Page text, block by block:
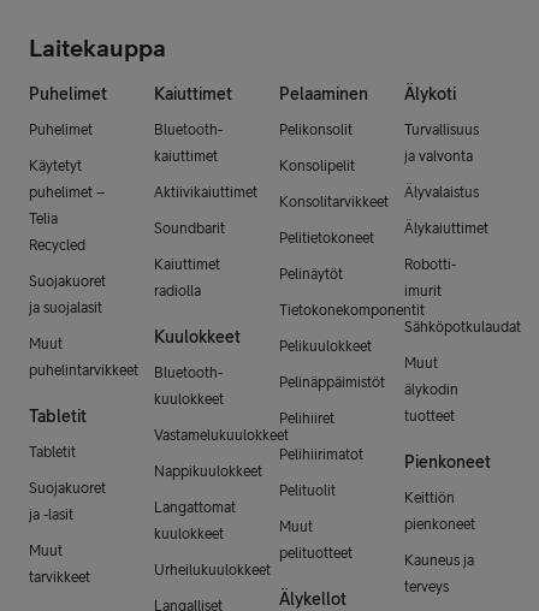
Laitekauppa
Puhelimet
Puhelimet
Käytetyt
puhelimet –
Telia
Recycled
Suojakuoret
ja suojalasit
Muut
puhelintarvikkeet
Tabletit
Tabletit
Suojakuoret
ja -lasit
Muut
tarvikkeet
Kaiuttimet
Bluetooth-
kaiuttimet
Aktiivikaiuttimet
Soundbarit
Kaiuttimet
radiolla
Kuulokkeet
Bluetooth-
kuulokkeet
Vastamelukuulokkeet
Nappikuulokkeet
Langattomat
kuulokkeet
Urheilukuulokkeet
Langalliset
Pelaaminen
Pelikonsolit
Konsolipelit
Konsolitarvikkeet
Pelitietokoneet
Pelinäytöt
Tietokonekomponentit
Pelikuulokkeet
Pelinäppäimistöt
Pelihiiret
Pelihiirimatot
Pelituolit
Muut
pelituotteet
Älykellot
Älykoti
Turvallisuus
ja valvonta
Älyvalaistus
Älykaiuttimet
Robotti-
imurit
Sähköpotkulaudat
Muut
älykodin
tuotteet
Pienkoneet
Keittiön
pienkoneet
Kauneus ja
terveys